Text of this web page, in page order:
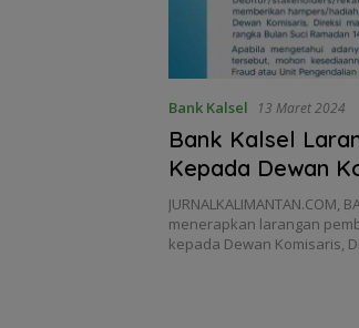
Bank Kalsel 13 Maret 2024
Bank Kalsel
Kepada Dewan
Insan Bank Kalsel
JURNALKALIMANTAN.COM,
menerapkan larangan
kepada Dewan Komisaris,